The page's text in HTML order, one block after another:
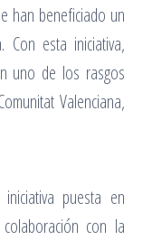
han beneficiado un
Con esta iniciativa,
uno de los rasgos
Valenciana,
iniciativa puesta en
con la